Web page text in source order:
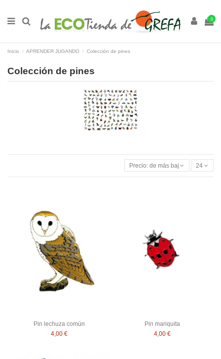
0
Inicio APRENDER JUGANDO Colección de pines
Colección de pines
Precio: de más bajo a más alto
24
Pin lechuza común
4,00 €
Pin mariquita
4,00 €